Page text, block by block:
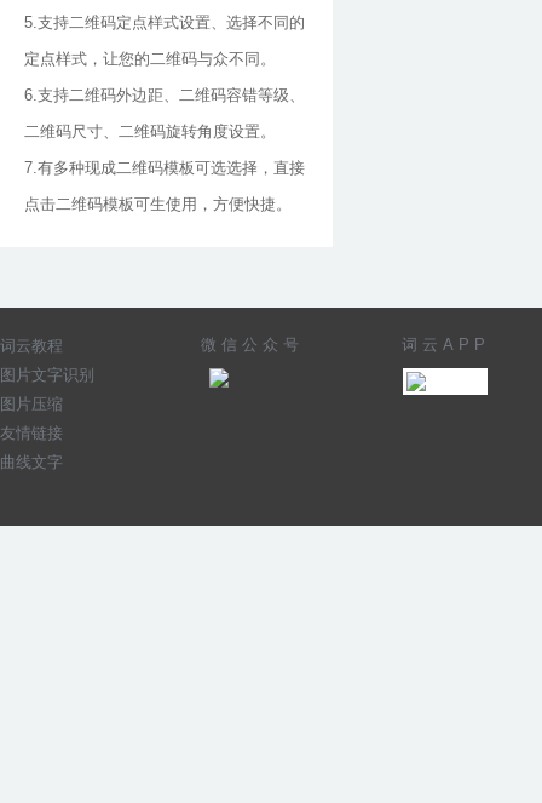
5.支持二维码定点样式设置、选择不同的
定点样式，让您的二维码与众不同。
6.支持二维码外边距、二维码容错等级、
二维码尺寸、二维码旋转角度设置。
7.有多种现成二维码模板可选选择，直接
点击二维码模板可生使用，方便快捷。
词云教程
图片文字识别
图片压缩
友情链接
曲线文字
微信公众号 词云APP